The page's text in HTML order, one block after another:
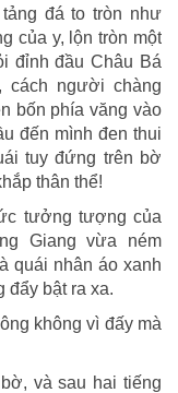
tảng đá to tròn như
của y, lộn tròn một
đỉnh đầu Châu Bá
cách người chàng
bốn phía văng vào
đến mình đen thui
tuy đứng trên bờ
thân thể!
tưởng tượng của
Giang vừa ném
quái nhân áo xanh
đẩy bật ra xa.
không vì đấy mà
và sau hai tiếng